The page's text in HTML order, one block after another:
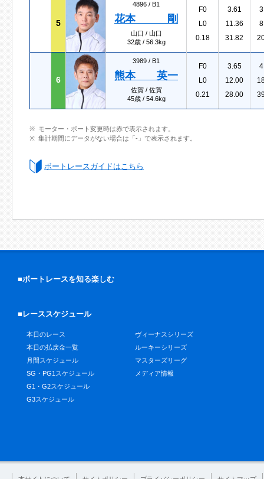
5
4896 / B1
花本 剛
山口 / 山口
32歳 / 56.3kg
F0
L0
0.18
3.61
11.36
31.82
6
3989 / B1
熊本 英一
佐賀 / 佐賀
45歳 / 54.6kg
F0
L0
0.21
3.65
12.00
28.00
モーター・ボート変更時は赤で表示されます。
集計期間にデータがない場合は「-」で表示されます。
ボートレースガイドはこちら
■ボートレースを知る楽しむ
■レーススケジュール
本日のレース
本日の払戻金一覧
月間スケジュール
SG・PG1スケジュール
G1・G2スケジュール
G3スケジュール
ヴィーナスシリーズ
ルーキーシリーズ
マスターズリーグ
メディア情報